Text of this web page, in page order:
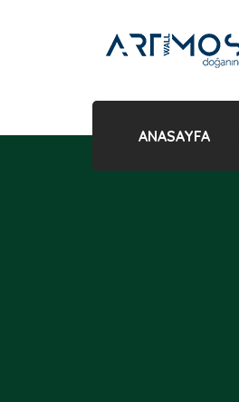
ANASAYFA